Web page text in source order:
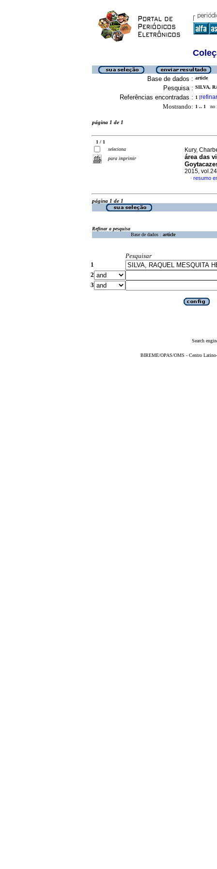
Base de dados : article
Pesquisa : SILVA,
Referências encontradas : 1 [refinar
Mostrando: 1 .. 1 no
página 1 de 1
1 / 1
seleciona
para imprimir
Kury,
área das
2015,
· resumo
página 1 de 1
Refinar a pesquisa
Base de dados : article
Pesquisar
1
2
3
Search
BIREME/OPAS/OMS - Centro Latino-